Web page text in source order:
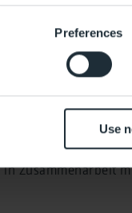
your geographical
actively scanning it
personal data is
at any time
the content
Conversions,
Preferences
Use
Zusammenarbeit